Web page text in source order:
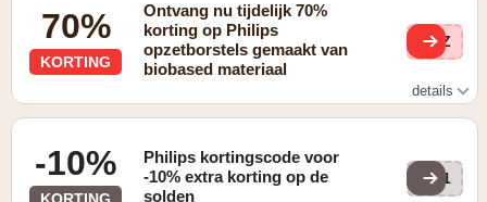
70%
KORTING
Ontvang nu tijdelijk 70%
korting op Philips
opzetborstels gemaakt van
biobased materiaal
YmZ
details
-10%
KORTING
Philips kortingscode voor
-10% extra korting op de
solden
NY1